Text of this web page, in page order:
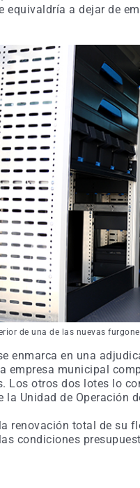
equivaldría a dejar de
de una de las nuevas
enmarca en una
empresa municipal
Los otros dos lotes lo
la Unidad de Operación
renovación total de su
condiciones